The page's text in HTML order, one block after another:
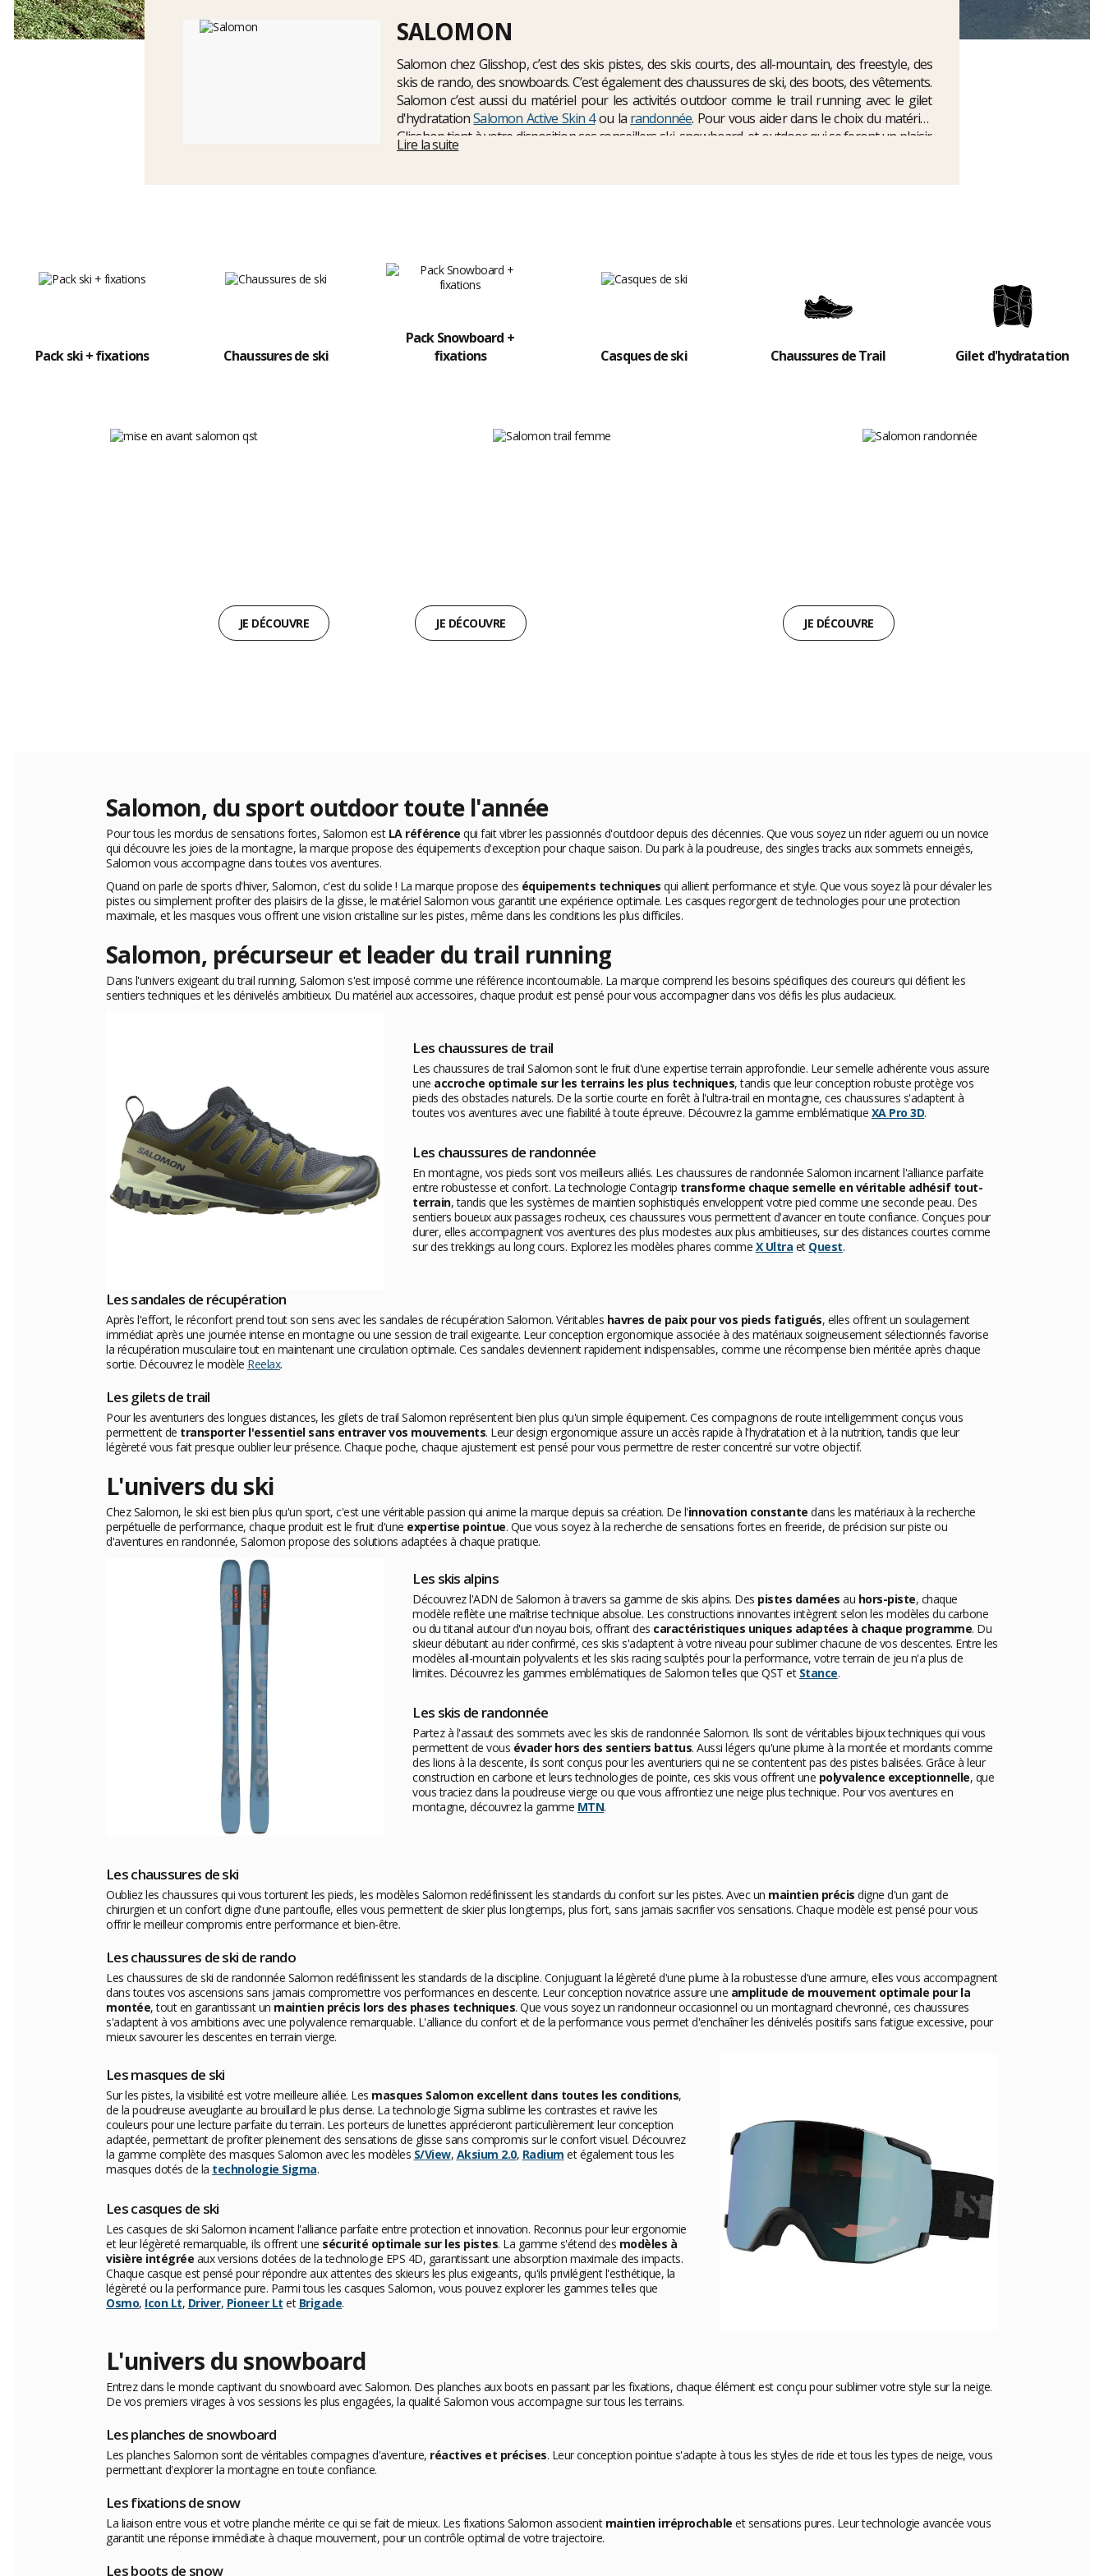
SALOMON
Salomon chez Glisshop, c’est des skis pistes, des skis courts, des all-mountain, des freestyle, des
skis de rando, des snowboards. C’est également des chaussures de ski, des boots, des vêtements.
Salomon c’est aussi du matériel pour les activités outdoor comme le trail running avec le gilet
d'hydratationSalomon Active Skin 4ou la randonnée. Pour vous aider dans le choix du matériel,
Glisshop tient à votre disposition ses conseillers ski, snowboard, et outdoor qui se feront un plaisir
de vous répondre gratuitement par téléphone, mail ou tchat.
Lire la suite
Pack ski + fixations Chaussures de ski
Pack Snowboard +
fixations
Casques de ski Chaussures de Trail Gilet d'hydratation
JE DÉCOUVRE JE DÉCOUVRE JE DÉCOUVRE
Salomon, du sport outdoor toute l'année
Pour tous les mordus de sensations fortes, Salomon est LA référence qui fait vibrer les passionnés d'outdoor depuis des décennies. Que vous soyez un rider aguerri ou un novice
qui découvre les joies de la montagne, la marque propose des équipements d'exception pour chaque saison. Du park à la poudreuse, des singles tracks aux sommets enneigés,
Salomon vous accompagne dans toutes vos aventures.
Quand on parle de sports d'hiver, Salomon, c'est du solide ! La marque propose des équipements techniques qui allient performance et style. Que vous soyez là pour dévaler les
pistes ou simplement profiter des plaisirs de la glisse, le matériel Salomon vous garantit une expérience optimale. Les casques regorgent de technologies pour une protection
maximale, et les masques vous offrent une vision cristalline sur les pistes, même dans les conditions les plus difficiles.
Salomon, précurseur et leader du trail running
Dans l'univers exigeant du trail running, Salomon s'est imposé comme une référence incontournable. La marque comprend les besoins spécifiques des coureurs qui défient les
sentiers techniques et les dénivelés ambitieux. Du matériel aux accessoires, chaque produit est pensé pour vous accompagner dans vos défis les plus audacieux.
Les chaussures de trail
Les chaussures de trail Salomon sont le fruit d'une expertise terrain approfondie. Leur semelle adhérente vous assure
une accroche optimale sur les terrains les plus techniques, tandis que leur conception robuste protège vos
pieds des obstacles naturels. De la sortie courte en forêt à l'ultra-trail en montagne, ces chaussures s'adaptent à
toutes vos aventures avec une fiabilité à toute épreuve. Découvrez la gamme emblématique XA Pro 3D.
Les chaussures de randonnée
En montagne, vos pieds sont vos meilleurs alliés. Les chaussures de randonnée Salomon incarnent l'alliance parfaite
entre robustesse et confort. La technologie Contagrip transforme chaque semelle en véritable adhésif tout-
terrain, tandis que les systèmes de maintien sophistiqués enveloppent votre pied comme une seconde peau. Des
sentiers boueux aux passages rocheux, ces chaussures vous permettent d'avancer en toute confiance. Conçues pour
durer, elles accompagnent vos aventures des plus modestes aux plus ambitieuses, sur des distances courtes comme
sur des trekkings au long cours. Explorez les modèles phares comme X Ultra et Quest.
Les sandales de récupération
Après l'effort, le réconfort prend tout son sens avec les sandales de récupération Salomon. Véritables havres de paix pour vos pieds fatigués, elles offrent un soulagement
immédiat après une journée intense en montagne ou une session de trail exigeante. Leur conception ergonomique associée à des matériaux soigneusement sélectionnés favorise
la récupération musculaire tout en maintenant une circulation optimale. Ces sandales deviennent rapidement indispensables, comme une récompense bien méritée après chaque
sortie. Découvrez le modèle Reelax.
Les gilets de trail
Pour les aventuriers des longues distances, les gilets de trail Salomon représentent bien plus qu'un simple équipement. Ces compagnons de route intelligemment conçus vous
permettent de transporter l'essentiel sans entraver vos mouvements. Leur design ergonomique assure un accès rapide à l'hydratation et à la nutrition, tandis que leur
légèreté vous fait presque oublier leur présence. Chaque poche, chaque ajustement est pensé pour vous permettre de rester concentré sur votre objectif.
L'univers du ski
Chez Salomon, le ski est bien plus qu'un sport, c'est une véritable passion qui anime la marque depuis sa création. De l'innovation constante dans les matériaux à la recherche
perpétuelle de performance, chaque produit est le fruit d'une expertise pointue. Que vous soyez à la recherche de sensations fortes en freeride, de précision sur piste ou
d'aventures en randonnée, Salomon propose des solutions adaptées à chaque pratique.
Les skis alpins
Découvrez l'ADN de Salomon à travers sa gamme de skis alpins. Des pistes damées au hors-piste, chaque
modèle reflète une maîtrise technique absolue. Les constructions innovantes intègrent selon les modèles du carbone
ou du titanal autour d'un noyau bois, offrant des caractéristiques uniques adaptées à chaque programme. Du
skieur débutant au rider confirmé, ces skis s'adaptent à votre niveau pour sublimer chacune de vos descentes. Entre les
modèles all-mountain polyvalents et les skis racing sculptés pour la performance, votre terrain de jeu n'a plus de
limites. Découvrez les gammes emblématiques de Salomon telles que QST et Stance.
Les skis de randonnée
Partez à l'assaut des sommets avec les skis de randonnée Salomon. Ils sont de véritables bijoux techniques qui vous
permettent de vous évader hors des sentiers battus. Aussi légers qu'une plume à la montée et mordants comme
des lions à la descente, ils sont conçus pour les aventuriers qui ne se contentent pas des pistes balisées. Grâce à leur
construction en carbone et leurs technologies de pointe, ces skis vous offrent une polyvalence exceptionnelle, que
vous traciez dans la poudreuse vierge ou que vous affrontiez une neige plus technique. Pour vos aventures en
montagne, découvrez la gamme MTN.
Les chaussures de ski
Oubliez les chaussures qui vous torturent les pieds, les modèles Salomon redéfinissent les standards du confort sur les pistes. Avec un maintien précis digne d'un gant de
chirurgien et un confort digne d'une pantoufle, elles vous permettent de skier plus longtemps, plus fort, sans jamais sacrifier vos sensations. Chaque modèle est pensé pour vous
offrir le meilleur compromis entre performance et bien-être.
Les chaussures de ski de rando
Les chaussures de ski de randonnée Salomon redéfinissent les standards de la discipline. Conjuguant la légèreté d'une plume à la robustesse d'une armure, elles vous accompagnent
dans toutes vos ascensions sans jamais compromettre vos performances en descente. Leur conception novatrice assure une amplitude de mouvement optimale pour la
montée, tout en garantissant un maintien précis lors des phases techniques. Que vous soyez un randonneur occasionnel ou un montagnard chevronné, ces chaussures
s'adaptent à vos ambitions avec une polyvalence remarquable. L'alliance du confort et de la performance vous permet d'enchaîner les dénivelés positifs sans fatigue excessive, pour
mieux savourer les descentes en terrain vierge.
Les masques de ski
Sur les pistes, la visibilité est votre meilleure alliée. Les masques Salomon excellent dans toutes les conditions,
de la poudreuse aveuglante au brouillard le plus dense. La technologie Sigma sublime les contrastes et ravive les
couleurs pour une lecture parfaite du terrain. Les porteurs de lunettes apprécieront particulièrement leur conception
adaptée, permettant de profiter pleinement des sensations de glisse sans compromis sur le confort visuel. Découvrez
la gamme complète des masques Salomon avec les modèles S/View, Aksium 2.0, Radium et également tous les
masques dotés de la technologie Sigma.
Les casques de ski
Les casques de ski Salomon incarnent l'alliance parfaite entre protection et innovation. Reconnus pour leur ergonomie
et leur légèreté remarquable, ils offrent une sécurité optimale sur les pistes. La gamme s'étend des modèles à
visière intégrée aux versions dotées de la technologie EPS 4D, garantissant une absorption maximale des impacts.
Chaque casque est pensé pour répondre aux attentes des skieurs les plus exigeants, qu'ils privilégient l'esthétique, la
légèreté ou la performance pure. Parmi tous les casques Salomon, vous pouvez explorer les gammes telles que
Osmo, Icon Lt, Driver, Pioneer Lt et Brigade.
L'univers du snowboard
Entrez dans le monde captivant du snowboard avec Salomon. Des planches aux boots en passant par les fixations, chaque élément est conçu pour sublimer votre style sur la neige.
De vos premiers virages à vos sessions les plus engagées, la qualité Salomon vous accompagne sur tous les terrains.
Les planches de snowboard
Les planches Salomon sont de véritables compagnes d'aventure, réactives et précises. Leur conception pointue s'adapte à tous les styles de ride et tous les types de neige, vous
permettant d'explorer la montagne en toute confiance.
Les fixations de snow
La liaison entre vous et votre planche mérite ce qui se fait de mieux. Les fixations Salomon associent maintien irréprochable et sensations pures. Leur technologie avancée vous
garantit une réponse immédiate à chaque mouvement, pour un contrôle optimal de votre trajectoire.
Les boots de snow